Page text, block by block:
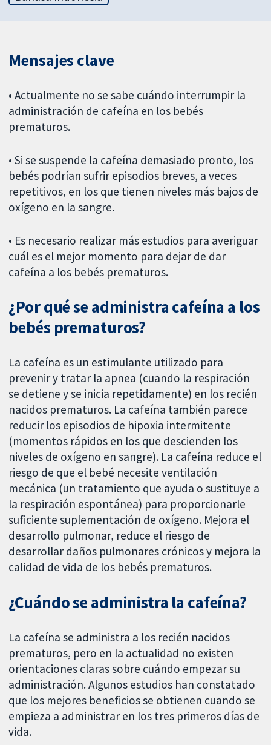
Mensajes clave
• Actualmente no se sabe cuándo interrumpir la
administración de cafeína en los bebés
prematuros.
• Si se suspende la cafeína demasiado pronto, los
bebés podrían sufrir episodios breves, a veces
repetitivos, en los que tienen niveles más bajos de
oxígeno en la sangre.
• Es necesario realizar más estudios para averiguar
cuál es el mejor momento para dejar de dar
cafeína a los bebés prematuros.
¿Por qué se administra cafeína a los
bebés prematuros?
La cafeína es un estimulante utilizado para
prevenir y tratar la apnea (cuando la respiración
se detiene y se inicia repetidamente) en los recién
nacidos prematuros. La cafeína también parece
reducir los episodios de hipoxia intermitente
(momentos rápidos en los que descienden los
niveles de oxígeno en sangre). La cafeína reduce el
riesgo de que el bebé necesite ventilación
mecánica (un tratamiento que ayuda o sustituye a
la respiración espontánea) para proporcionarle
suficiente suplementación de oxígeno. Mejora el
desarrollo pulmonar, reduce el riesgo de
desarrollar daños pulmonares crónicos y mejora la
calidad de vida de los bebés prematuros.
¿Cuándo se administra la cafeína?
La cafeína se administra a los recién nacidos
prematuros, pero en la actualidad no existen
orientaciones claras sobre cuándo empezar su
administración. Algunos estudios han constatado
que los mejores beneficios se obtienen cuando se
empieza a administrar en los tres primeros días de
vida.